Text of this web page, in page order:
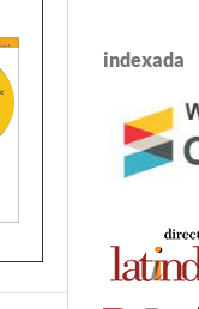
indexada